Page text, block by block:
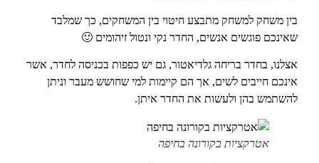
בין משחק למשחק מתבצע חיטוי בין המשחקים, כך שמלבד
שאינכם פוגשים אנשים, החדר נקי ונטול זיהומים 🙂
אצלנו, בחדר בריחה גלדיאטור, גם יש כפפות בכניסה לחדר, אשר
אינכם חייבים לשים, אך הם קיימות למי שחושש מעבר וניתן
להשתמש בהן ולעשות את החדר איתן.
אטרקציות בקורונה בחיפה